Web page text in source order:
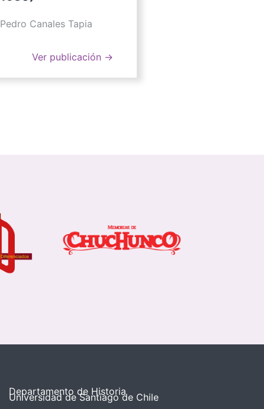
Pedro Canales Tapia
Ver publicación →
Departamento de Historia
Universidad de Santiago de Chile